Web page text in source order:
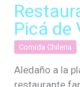
Picá de
Comida Chilena
Aledaño a la
restaurante